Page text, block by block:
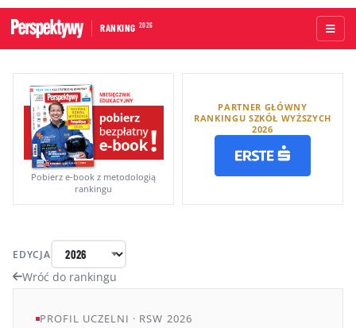
RANKING 2026
STRONA GŁÓWNA
UCZELNIE AKADEMICKIE
UCZELNIE ZAWODOWE
RANKINGI WG TYPÓW UCZELNI
RANKINGI WG GRUP KRYTERIÓW
RANKING KIERUNKÓW STUDIÓW
Pobierz e-book z metodologią
rankingu
PARTNER GŁÓWNY
RANKINGU SZKÓŁ WYŻSZYCH
2026
Wróć do rankingu
EDYCJA
PROFIL UCZELNI · RSW 2026